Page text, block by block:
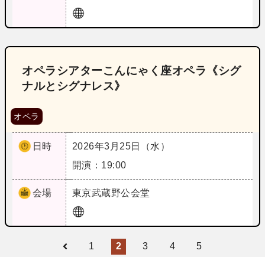
オペラシアターこんにゃく座オペラ《シグ
ナルとシグナレス》
オペラ
日時
2026年3月25日（水）
開演：19:00
会場 東京武蔵野公会堂
1 2 3 4
5